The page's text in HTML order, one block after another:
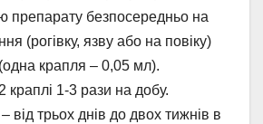
препарату безпосередньо на
(рогівку, язву або на повіку)
крапля – 0,05 мл).
краплі 1-3 рази на добу.
від трьох днів до двох тижнів в